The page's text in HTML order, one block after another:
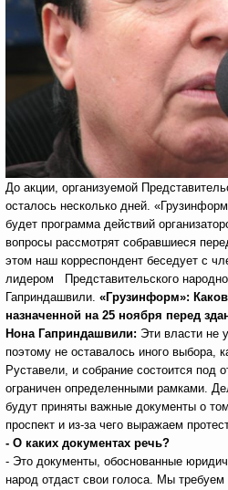
До акции, организуемой
осталось несколько дней.
будет программа действий
вопросы рассмотрят собравшиеся
этом наш корреспондент беседует с
лидером Представительского
Гаприндашвили. «Грузинформ»:
назначенной на 25 ноября перед
Нона Гаприндашвили: Эти власти не
поэтому не оставалось иного выбора,
Руставели, и собрание состоится под
ограничен определенными рамками.
будут приняты важные документы о
проспект и из-за чего выражаем
- О каких документах речь?
- Это документы, обоснованные
народ отдаст свои голоса. Мы